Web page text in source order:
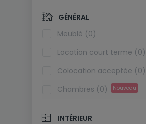
GÉNÉRAL
Meublé (0)
Location court terme (0)
Colocation acceptée (0)
Chambres (0)
Nouveau
INTÉRIEUR